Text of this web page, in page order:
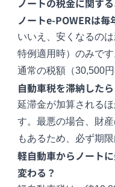
ノートの税金に関す
ノートe-POWERは毎
いいえ、安くなるの
特例適用時）のみで
通常の税額（30,500円
自動車税を滞納した
延滞金が加算される
す。最悪の場合、財
もあるため、必ず期
軽自動車からノート
変わる？